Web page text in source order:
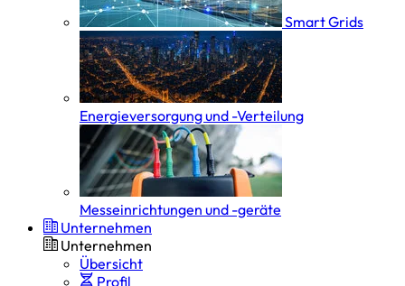
Smart Grids
Energieversorgung und -Verteilung
Messeinrichtungen und -geräte
Unternehmen
Unternehmen
Übersicht
Profil